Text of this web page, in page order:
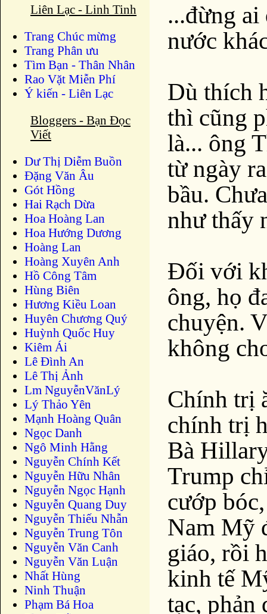
Liên Lạc - Linh Tinh
Trang Chúc mừng
Trang Phân ưu
Tìm Bạn - Thân Nhân
Rao Vặt Miễn Phí
Ý kiến - Liên Lạc
Bloggers - Bạn Đọc
Viết
Dư Thị Diễm Buồn
Ðặng Văn Âu
Gót Hồng
Hai Rạch Dừa
Hoa Hoàng Lan
Hoa Hướng Dương
Hoàng Lan
Hoàng Xuyên Anh
Hồ Công Tâm
Hùng Biên
Hương Kiều Loan
Huyên Chương Quý
Huỳnh Quốc Huy
Kiêm Ái
Lê Đình An
Lê Thị Ảnh
Lm NguyễnVănLý
Lý Thảo Yên
Mạnh Hoàng Quân
Ngọc Danh
Ngô Minh Hằng
Nguyễn Chính Kết
Nguyễn Hữu Nhân
Nguyễn Ngọc Hạnh
Nguyễn Quang Duy
Nguyễn Thiếu Nhẫn
Nguyễn Trung Tôn
Nguyễn Văn Canh
Nguyễn Văn Luận
Nhất Hùng
Ninh Thuận
Phạm Bá Hoa
...đừng ai
nước
Dù thích
thì cũng
là... ông
từ ngày
bầu.
như thấy
Đối với
ông, họ
chuyện.
không
Chính trị
chính trị
Bà
Trump
cướp
Nam Mỹ
giáo, rồi
kinh tế
tạc, phản